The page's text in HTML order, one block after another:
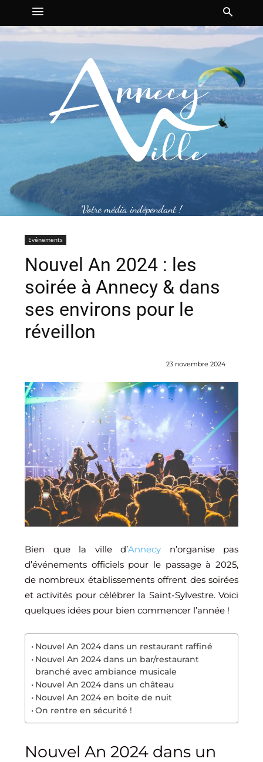
Votre média indépendant !
Evénements
Nouvel An 2024 : les
soirée à Annecy & dans
ses environs pour le
réveillon
23 novembre 2024
Bien que la ville d’Annecy n’organise pas
d’événements officiels pour le passage à 2025,
de nombreux établissements offrent des soirées
et activités pour célébrer la Saint-Sylvestre. Voici
quelques idées pour bien commencer l’année !
Nouvel An 2024 dans un restaurant raffiné
Nouvel An 2024 dans un bar/restaurant
branché avec ambiance musicale
Nouvel An 2024 dans un château
Nouvel An 2024 en boite de nuit
On rentre en sécurité !
Nouvel An 2024 dans un